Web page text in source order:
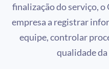
finalização do serviço, o
empresa a registrar
equipe, controlar
qualidade